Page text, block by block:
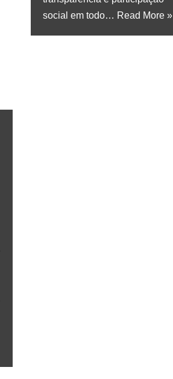
social em todo… Read More »